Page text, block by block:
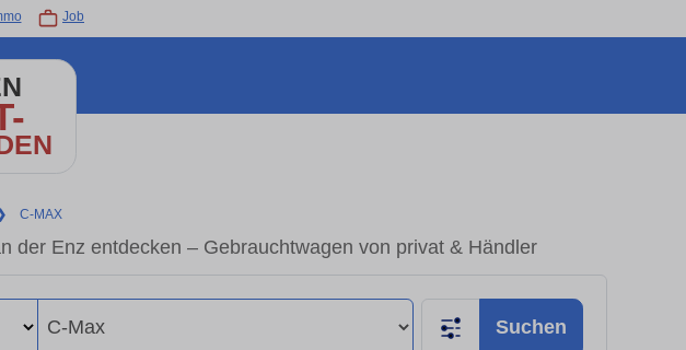
Job
C-MAX
der Enz entdecken – Gebrauchtwagen von privat & Händler
Suchen